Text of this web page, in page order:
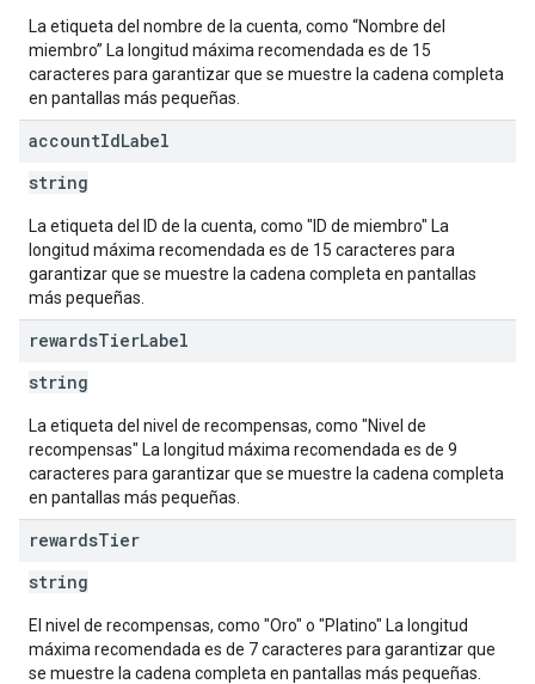
La etiqueta del nombre de la cuenta, como “Nombre del
miembro” La longitud máxima recomendada es de 15
caracteres para garantizar que se muestre la cadena completa
en pantallas más pequeñas.
accountIdLabel
string
La etiqueta del ID de la cuenta, como "ID de miembro" La
longitud máxima recomendada es de 15 caracteres para
garantizar que se muestre la cadena completa en pantallas
más pequeñas.
rewardsTierLabel
string
La etiqueta del nivel de recompensas, como "Nivel de
recompensas" La longitud máxima recomendada es de 9
caracteres para garantizar que se muestre la cadena completa
en pantallas más pequeñas.
rewardsTier
string
El nivel de recompensas, como "Oro" o "Platino" La longitud
máxima recomendada es de 7 caracteres para garantizar que
se muestre la cadena completa en pantallas más pequeñas.